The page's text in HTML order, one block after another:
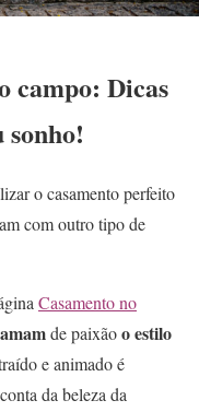
campo: Dicas
o casamento perfeito
com outro tipo de
Casamento no
amamde paixãoo estilo
e animado é
da beleza da